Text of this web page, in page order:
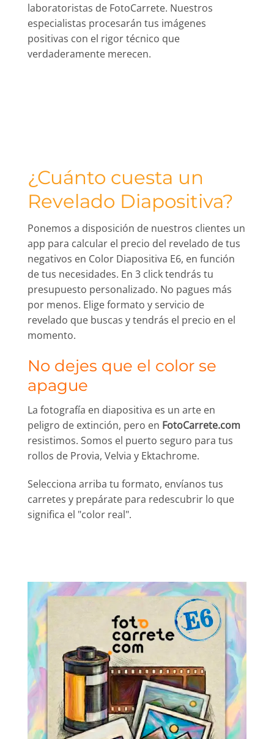
laboratoristas de FotoCarrete. Nuestros
especialistas procesarán tus imágenes
positivas con el rigor técnico que
verdaderamente merecen.
¿Cuánto cuesta un
Revelado Diapositiva?
Ponemos a disposición de nuestros clientes un
app para calcular el precio del revelado de tus
negativos en Color Diapositiva E6, en función
de tus necesidades. En 3 click tendrás tu
presupuesto personalizado. No pagues más
por menos. Elige formato y servicio de
revelado que buscas y tendrás el precio en el
momento.
No dejes que el color se
apague
La fotografía en diapositiva es un arte en
peligro de extinción, pero en FotoCarrete.com
resistimos. Somos el puerto seguro para tus
rollos de Provia, Velvia y Ektachrome.
Selecciona arriba tu formato, envíanos tus
carretes y prepárate para redescubrir lo que
significa el "color real".